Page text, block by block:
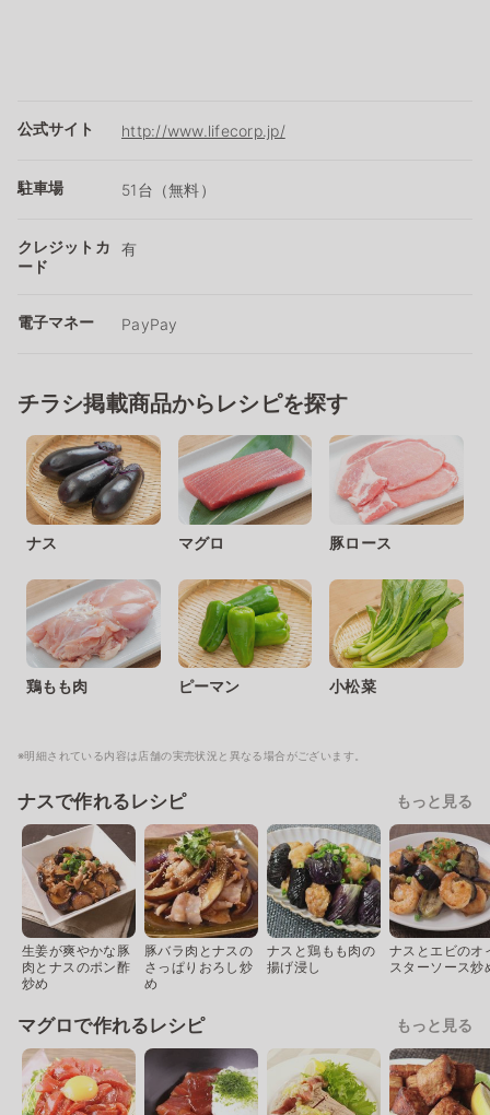
公式サイト http://www.lifecorp.jp/
駐車場 51台（無料）
クレジットカ
ード
有
電子マネー PayPay
チラシ掲載商品からレシピを探す
ナス マグロ 豚ロース
鶏もも肉 ピーマン 小松菜
※明細されている内容は店舗の実売状況と異なる場合がございます。
ナスで作れるレシピ もっと見る
生姜が爽やかな豚
肉とナスのポン酢
炒め
豚バラ肉とナスの
さっぱりおろし炒
め
ナスと鶏もも肉の
揚げ浸し
ナスとエビのオ
スターソース炒
マグロで作れるレシピ もっと見る